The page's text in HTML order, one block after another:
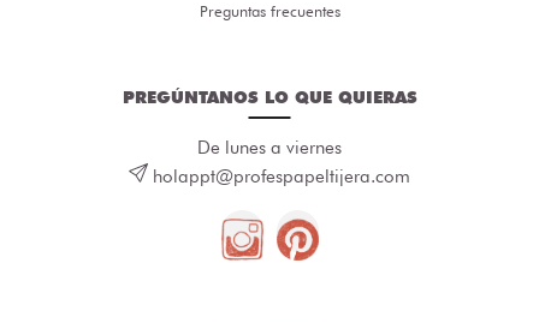
Preguntas frecuentes
PREGÚNTANOS LO QUE QUIERAS
De lunes a viernes
holappt@profespapeltijera.com